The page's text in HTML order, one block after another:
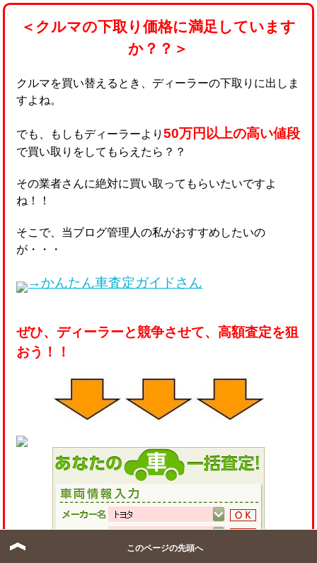
＜クルマの下取り価格に満足しています
か？？＞
クルマを買い替えるとき、ディーラーの下取りに出しま
すよね。
でも、もしもディーラーより50万円以上の高い値段
で買い取りをしてもらえたら？？
その業者さんに絶対に買い取ってもらいたいですよ
ね！！
そこで、当ブログ管理人の私がおすすめしたいの
が・・・
→かんたん車査定ガイドさん
ぜひ、ディーラーと競争させて、高額査定を狙
おう！！
このページの先頭へ